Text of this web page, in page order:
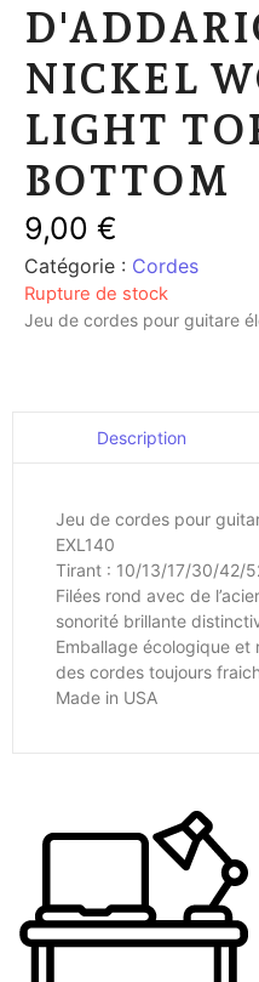
NICKEL
LIGHT
BOTTOM
9,00 €
Catégorie : Cordes
Rupture de stock
Jeu de cordes pour guitare
Description
Jeu de cordes pour
EXL140
Tirant : 10/13/17/30/42/
Filées rond avec de
sonorité brillante
Emballage écologique et
des cordes toujours
Made in USA